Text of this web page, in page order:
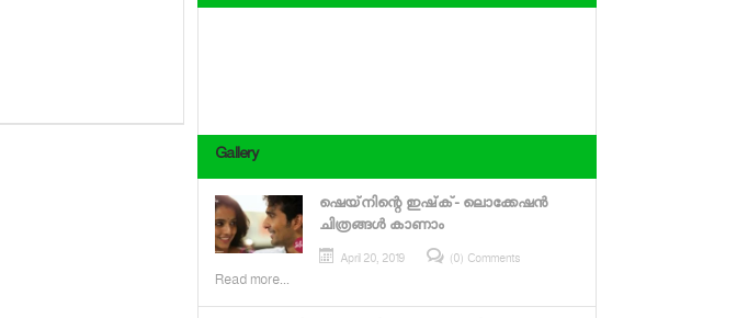
Gallery
ഷെയ്‌നിന്റെ ഇഷ്‌ക്- ലൊക്കേഷന്‍
ചിത്രങ്ങള്‍ കാണാം
April 20, 2019 (0) Comments
Read more...